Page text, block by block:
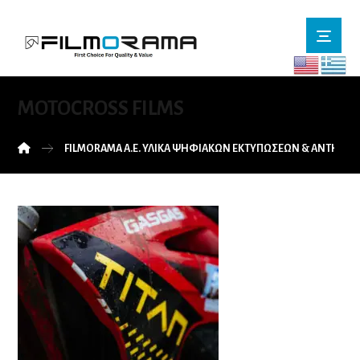
MOTOCROSS FILMS
FILMORAMA Α.Ε. ΥΛΙΚΑ ΨΗΦΙΑΚΩΝ ΕΚΤΥΠΩΣΕΩΝ &